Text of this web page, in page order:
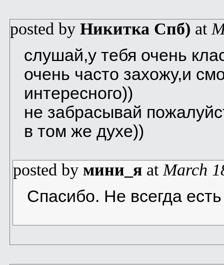
posted by Никитка Спб) at
слушай,у тебя очень
очень часто захожу,и
интересного))
не забрасывай
в том же духе))
posted by мини_я at March
Спасибо. Не всегда